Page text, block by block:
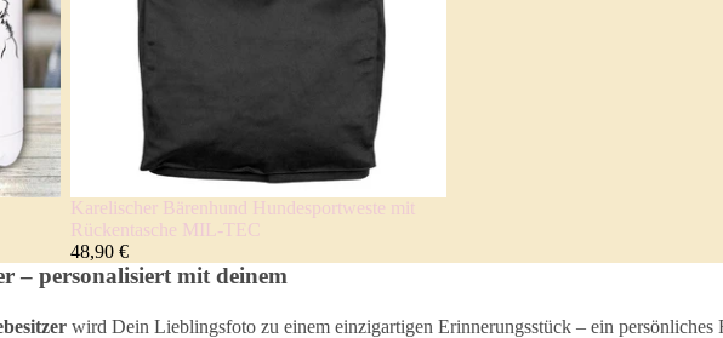
Karelischer Bärenhund Hundesportweste mit
Rückentasche MIL-TEC
48,90 €
– personalisiert mit deinem
wird Dein Lieblingsfoto zu einem einzigartigen Erinnerungsstück – ein persönliches